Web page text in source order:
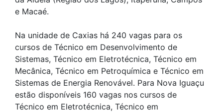
e Macaé.
Na unidade de Caxias há 240 vagas para os
cursos de Técnico em Desenvolvimento de
Sistemas, Técnico em Eletrotécnica, Técnico em
Mecânica, Técnico em Petroquímica e Técnico em
Sistemas de Energia Renovável. Para Nova Iguaçu
estão disponíveis 160 vagas nos cursos de
Técnico em Eletrotécnica, Técnico em